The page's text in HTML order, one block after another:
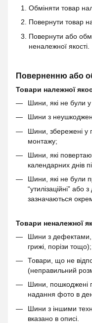
Обміняти товар
Повернути товар
Повернути або
неналежної якості.
Поверненню або
Товари належної
Шини, які не були у
Шини з
Шини, збережені у
монтажу;
Шини, які
календарних днів
Шини, які не були
“утилізаційні” або
зазначаються
Товари неналежної
Шини з дефектами,
грижі, порізи тощо);
Товари, що не
(неправильний
Шини, пошкоджені
надання фото в
Шини з іншими
вказано в описі.